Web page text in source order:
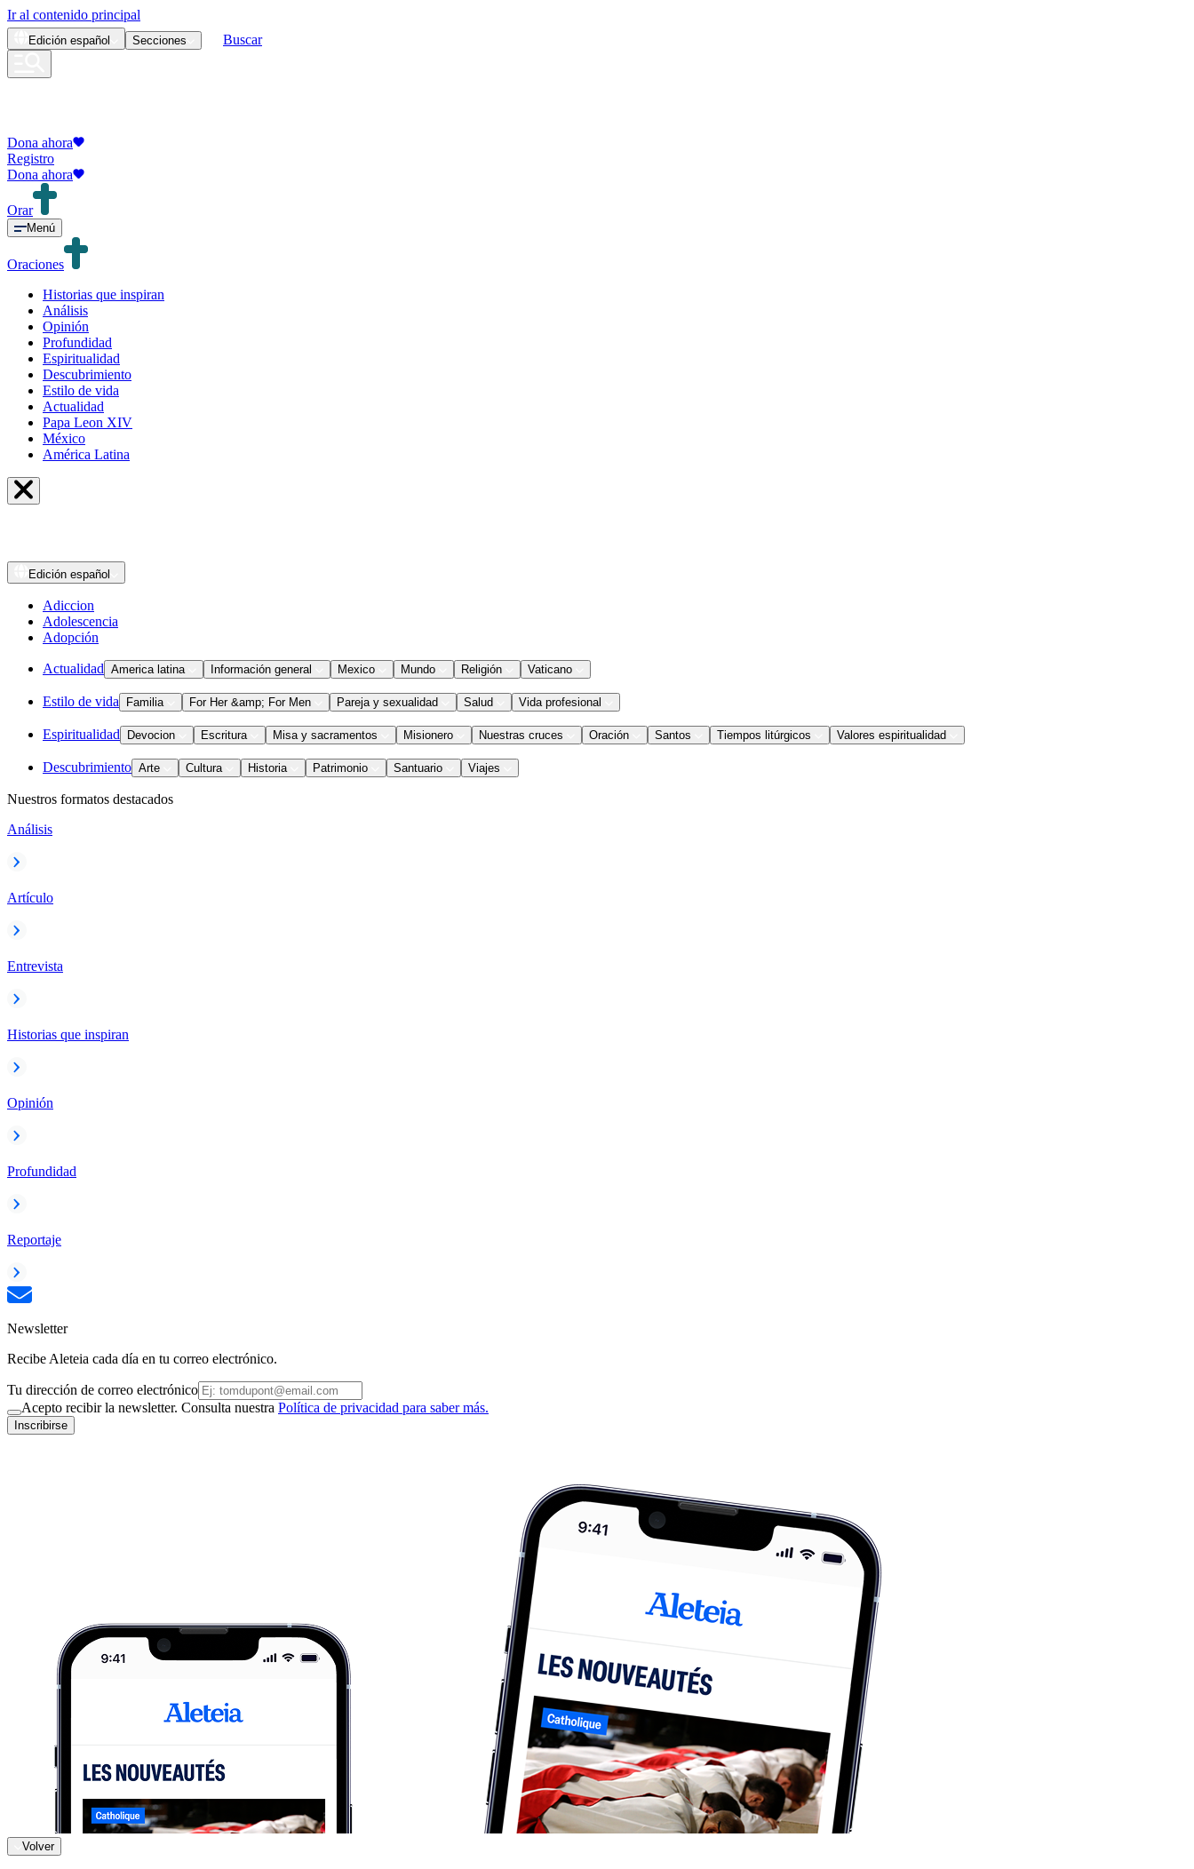
Ir al contenido principal
Edición español Secciones Buscar
Dona ahora
Registro
Dona ahora
Orar
Menú
Oraciones
Historias que inspiran
Análisis
Opinión
Profundidad
Espiritualidad
Descubrimiento
Estilo de vida
Actualidad
Papa Leon XIV
México
América Latina
Edición español
Adiccion
Adolescencia
Adopción
Actualidad America latina Información general Mexico Mundo Religión Vaticano
Estilo de vida Familia For Her &amp; For Men Pareja y sexualidad Salud Vida profesional
Espiritualidad Devocion Escritura Misa y sacramentos Misionero Nuestras cruces Oración Santos Tiempos litúrgicos Valores espiritualidad
Descubrimiento Arte Cultura Historia Patrimonio Santuario Viajes
Nuestros formatos destacados
Análisis
Artículo
Entrevista
Historias que inspiran
Opinión
Profundidad
Reportaje
Newsletter
Recibe Aleteia cada día en tu correo electrónico.
Tu dirección de correo electrónico
Acepto recibir la newsletter. Consulta nuestra Política de privacidad para saber más.
Inscribirse
Volver